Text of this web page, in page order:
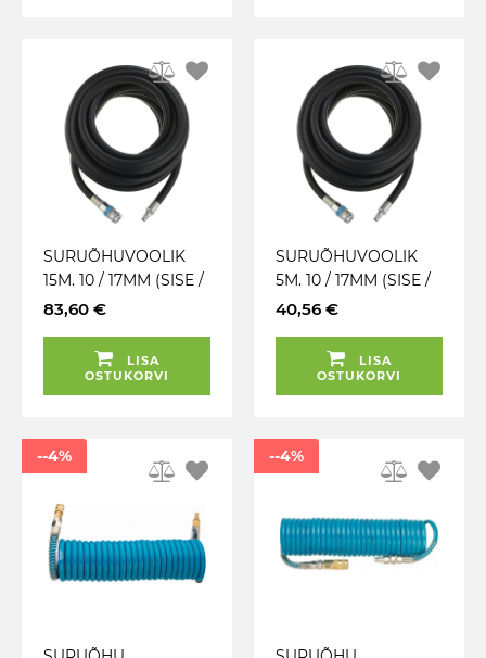
SURUÕHUVOOLIK
15M. 10 / 17MM (SISE /
VÄLIS) 21 BAR. XF-
83,60 €
LISA
OSTUKORVI
SURUÕHUVOOLIK
5M. 10 / 17MM (SISE /
VÄLIS) 21 BAR. XF-
40,56 €
LISA
OSTUKORVI
--4% --4%